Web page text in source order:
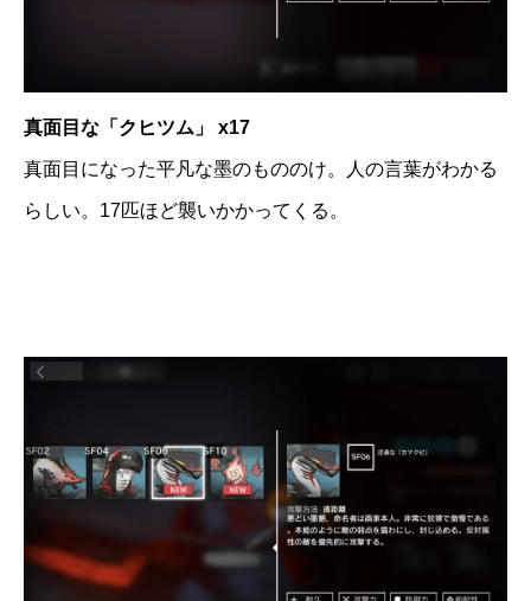
真面目な「クヒツム」 x17
真面目になった平凡な墨のもののけ。人の言葉がわかる
らしい。17匹ほど襲いかかってくる。